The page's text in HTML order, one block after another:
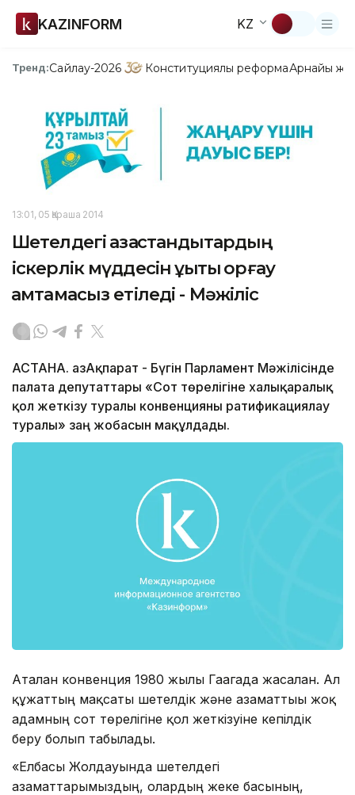
KAZINFORM KZ
Тренд:Сайлау-2026 Конституциялық реформаАрнайы
13:01, 05 Қараша 2014
Шетелдегі қазақстандықтардың
іскерлік мүддесін құқықтық қорғау
қамтамасыз етіледі - Мәжіліс
АСТАНА. ҚазАқпарат - Бүгін Парламент Мәжілісінде
палата депутаттары «Сот төрелігіне халықаралық
қол жеткізу туралы конвенцияны ратификациялау
туралы» заң жобасын мақұлдады.
Аталған конвенция 1980 жылы Гаагада жасалған. Ал
құжаттың мақсаты шетелдік және азаматтығы жоқ
адамның сот төрелігіне қол жеткізуіне кепілдік
беру болып табылады.
«Елбасы Жолдауында шетелдегі
азаматтарымыздың, олардың жеке басының,